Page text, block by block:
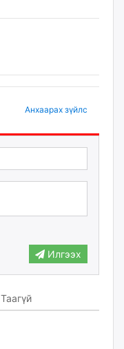
Анхаарах зүйлс
Илгээх
Таагүй